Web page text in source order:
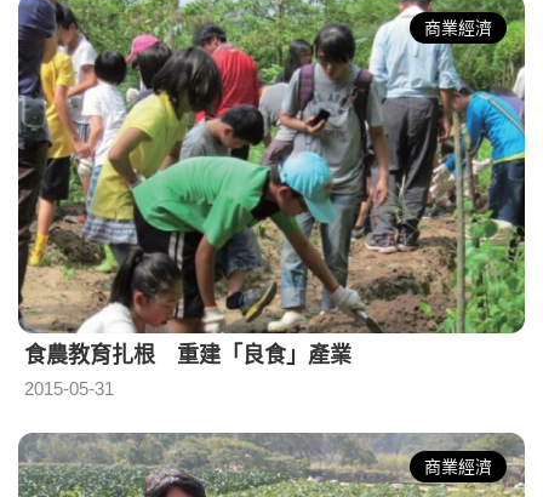
商業經濟
食農教育扎根 重建「良食」產業
2015-05-31
商業經濟